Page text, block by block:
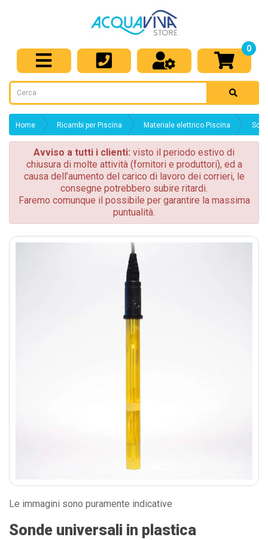
0
Home Ricambi per Piscina Materiale elettrico Piscina
Avviso a tutti i clienti: visto il periodo estivo di
chiusura di molte attività (fornitori e produttori), ed a
causa dell’aumento del carico di lavoro dei corrieri, le
consegne potrebbero subire ritardi.
Faremo comunque il possibile per garantire la massima
puntualità.
Le immagini sono puramente indicative
Sonde universali in plastica